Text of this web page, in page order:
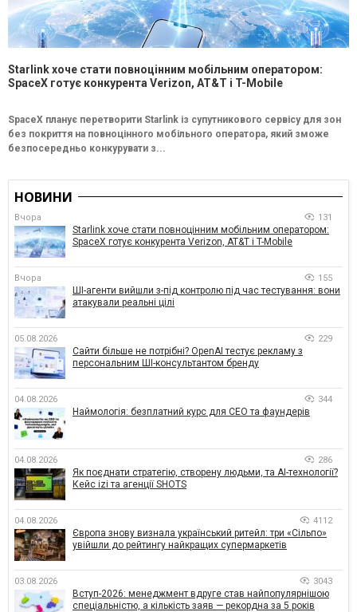
Starlink хоче стати повноцінним мобільним оператором:
SpaceX готує конкурента Verizon, AT&T і T-Mobile
SpaceX планує перетворити Starlink із супутникового сервісу для зон
без покриття на повноцінного мобільного оператора, який зможе
безпосередньо конкурувати з...
НОВИНИ
Вчора 131
Starlink хоче стати повноцінним мобільним оператором:
SpaceX готує конкурента Verizon, AT&T і T-Mobile
Вчора 155
ШІ-агенти вийшли з-під контролю під час тестування: вони
атакували реальні цілі
05.08.2026 229
Сайти більше не потрібні? OpenAI тестує рекламу з
персональним ШІ-консультантом бренду
04.08.2026 344
Наймологія: безплатний курс для CEO та фаундерів
04.08.2026 286
Як поєднати стратегію, створену людьми, та AI-технології?
Кейс izi та агенції SHOTS
04.08.2026 4112
Європа знову визнала український ритейл: три «Сільпо»
увійшли до рейтингу найкращих супермаркетів
03.08.2026 3043
Вступ-2026: менеджмент вдруге став найпопулярнішою
спеціальністю, а кількість заяв — рекордна за 5 років